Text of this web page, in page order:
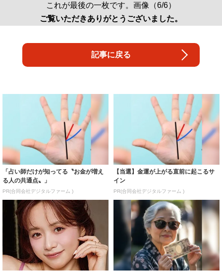
これが最後の一枚です。画像（6/6）
ご覧いただきありがとうございました。
記事に戻る
「占い師だけが知ってる〝お金が増え
る人の共通点〟」
PR(合同会社デジタルファーム )
【当選】金運が上がる直前に起こるサ
イン
PR(合同会社デジタルファーム )